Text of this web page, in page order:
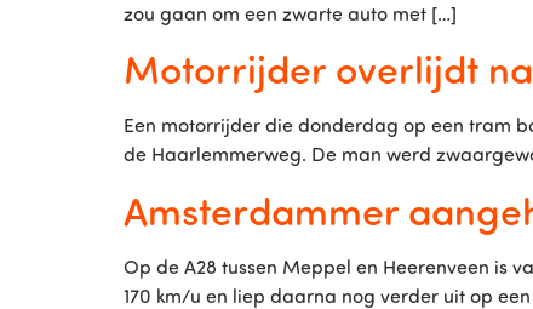
zou gaan om een zwarte auto met […]
Motorrijder overlijdt
Een motorrijder die donderdag op een tram
de Haarlemmerweg. De man werd
Amsterdammer
Op de A28 tussen Meppel en Heerenveen is
170 km/u en liep daarna nog verder uit op